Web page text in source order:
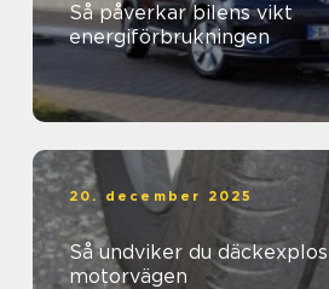
Så påverkar bilens vikt
energiförbrukningen
20. december 2025
Så undviker du
motorvägen